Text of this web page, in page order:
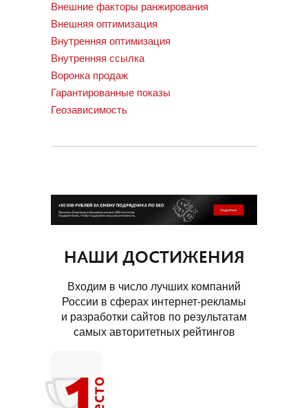
Внешние факторы ранжирования
Внешняя оптимизация
Внутренняя оптимизация
Внутренняя ссылка
Воронка продаж
Гарантированные показы
Геозависимость
НАШИ ДОСТИЖЕНИЯ
Входим в число лучших компаний
России в сферах интернет-рекламы
и разработки сайтов по результатам
самых авторитетных рейтингов